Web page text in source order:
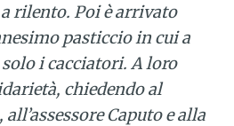
rilento. Poi è arrivato
pasticcio in cui a
i cacciatori. A loro
chiedendo al
Caputo e alla